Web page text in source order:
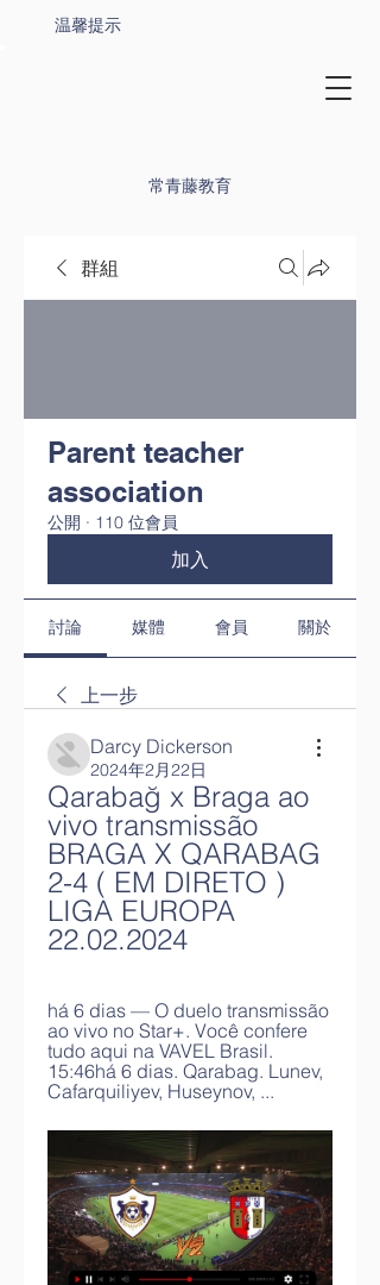
常青藤教育
温馨提示
群組
Parent teacher
association
公開 · 110 位會員
加入
討論 媒體 會員 關於
上一步
Darcy Dickerson
2024年2月22日
Qarabağ x Braga ao
vivo transmissão
BRAGA X QARABAG
2-4 ( EM DIRETO )
LIGA EUROPA
22.02.2024
há 6 dias — O duelo transmissão
ao vivo no Star+. Você confere
tudo aqui na VAVEL Brasil.
15:46há 6 dias. Qarabag. Lunev,
Cafarquiliyev, Huseynov, ...